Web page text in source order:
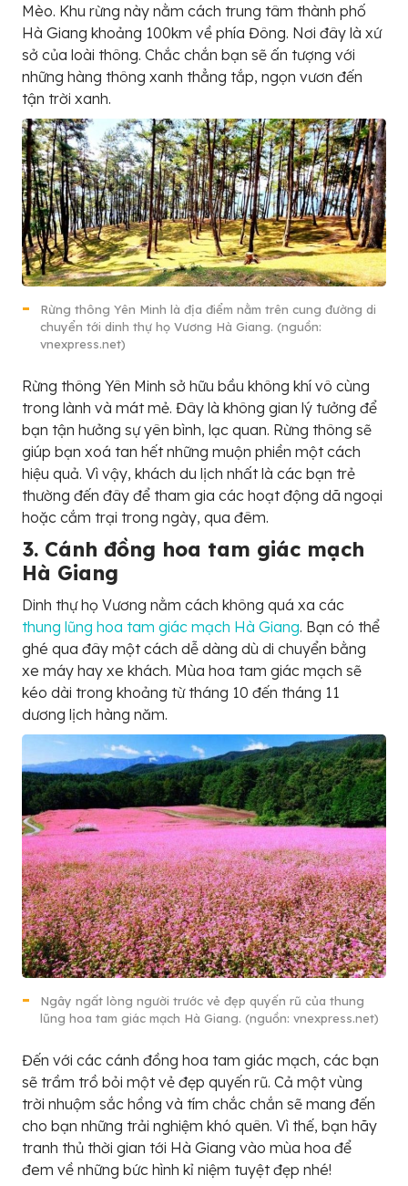
Mèo. Khu rừng này nằm cách trung tâm thành phố
Hà Giang khoảng 100km về phía Đông. Nơi đây là xứ
sở của loài thông. Chắc chắn bạn sẽ ấn tượng với
những hàng thông xanh thẳng tắp, ngọn vươn đến
tận trời xanh.
Rừng thông Yên Minh là địa điểm nằm trên cung đường di
chuyển tới dinh thự họ Vương Hà Giang. (nguồn:
vnexpress.net)
Rừng thông Yên Minh sở hữu bầu không khí vô cùng
trong lành và mát mẻ. Đây là không gian lý tưởng để
bạn tận hưởng sự yên bình, lạc quan. Rừng thông sẽ
giúp bạn xoá tan hết những muộn phiền một cách
hiệu quả. Vì vậy, khách du lịch nhất là các bạn trẻ
thường đến đây để tham gia các hoạt động dã ngoại
hoặc cắm trại trong ngày, qua đêm.
3. Cánh đồng hoa tam giác mạch
Hà Giang
Dinh thự họ Vương nằm cách không quá xa các
thung lũng hoa tam giác mạch Hà Giang. Bạn có thể
ghé qua đây một cách dễ dàng dù di chuyển bằng
xe máy hay xe khách. Mùa hoa tam giác mạch sẽ
kéo dài trong khoảng từ tháng 10 đến tháng 11
dương lịch hàng năm.
Ngây ngất lòng người trước vẻ đẹp quyến rũ của thung
lũng hoa tam giác mạch Hà Giang. (nguồn: vnexpress.net)
Đến với các cánh đồng hoa tam giác mạch, các bạn
sẽ trầm trồ bỏi một vẻ đẹp quyến rũ. Cả một vùng
trời nhuộm sắc hồng và tím chắc chắn sẽ mang đến
cho bạn những trải nghiệm khó quên. Vì thế, bạn hãy
tranh thủ thời gian tới Hà Giang vào mùa hoa để
đem về những bức hình kỉ niệm tuyệt đẹp nhé!